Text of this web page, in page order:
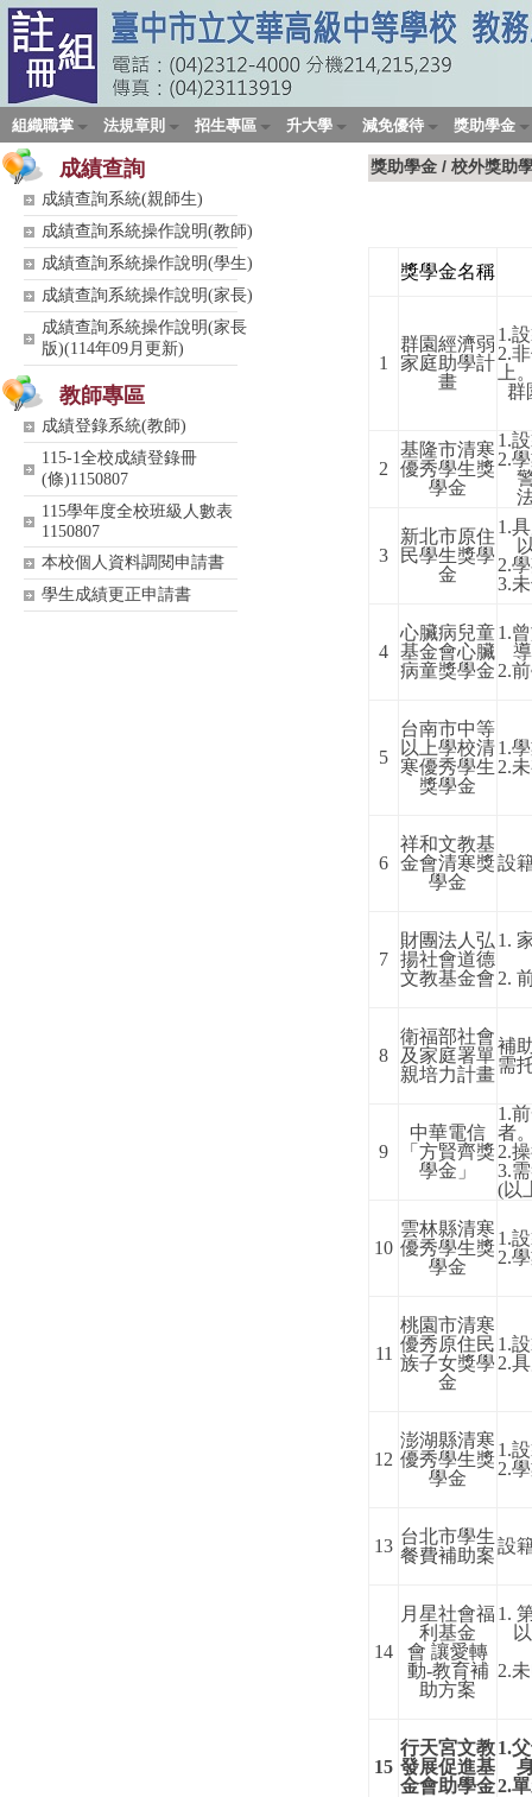
組織職掌 法規章則 招生專區 升大學 減免優待 獎助學金
成績查詢
成績查詢系統(親師生)
成績查詢系統操作說明(教師)
成績查詢系統操作說明(學生)
成績查詢系統操作說明(家長)
成績查詢系統操作說明(家長
版)(114年09月更新)
教師專區
成績登錄系統(教師)
115-1全校成績登錄冊
(條)1150807
115學年度全校班級人數表
1150807
本校個人資料調閱申請書
學生成績更正申請書
獎助學金 / 校外獎助
獎學金名稱
1
群園經濟弱
家庭助學計
畫
1.
2.
上
群
2
基隆市清寒
優秀學生獎
學金
1.
2.
3
新北市原住
民學生獎學
金
1.
2.
3.
4
心臟病兒童
基金會心臟
病童獎學金
1.
2.
5
台南市中等
以上學校清
寒優秀學生
獎學金
1.
2.
6
祥和文教基
金會清寒獎
學金
設
7
財團法人弘
揚社會道德
文教基金會
1.
2.
8
衛福部社會
及家庭署單
親培力計畫
補
需
9
中華電信
「方賢齊獎
學金」
1.
者
2.
3.
(以
10
雲林縣清寒
優秀學生獎
學金
1.
2.
11
桃園市清寒
優秀原住民
族子女獎學
金
1.
2.
12
澎湖縣清寒
優秀學生獎
學金
1.
2.
13 台北市學生
餐費補助案設
14
月星社會福
利基金
會 讓愛轉
動-教育補
助方案
1.
2.
15
行天宮文教
發展促進基
金會助學金
1.
2.